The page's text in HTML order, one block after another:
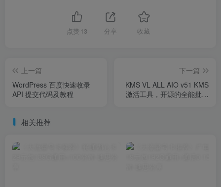
点赞 13 分享 收藏
上一篇
WordPress 百度快速收录
API 提交代码及教程
下一篇
KMS VL ALL AIO v51 KMS
激活工具，开源的全能批处
相关推荐